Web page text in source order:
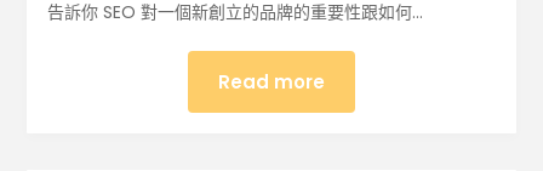
告訴你 SEO 對一個新創立的品牌的重要性跟如何…
Read more